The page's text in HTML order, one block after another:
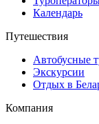
Календарь
Путешествия
Автобусные
Экскурсии
Отдых в
Компания